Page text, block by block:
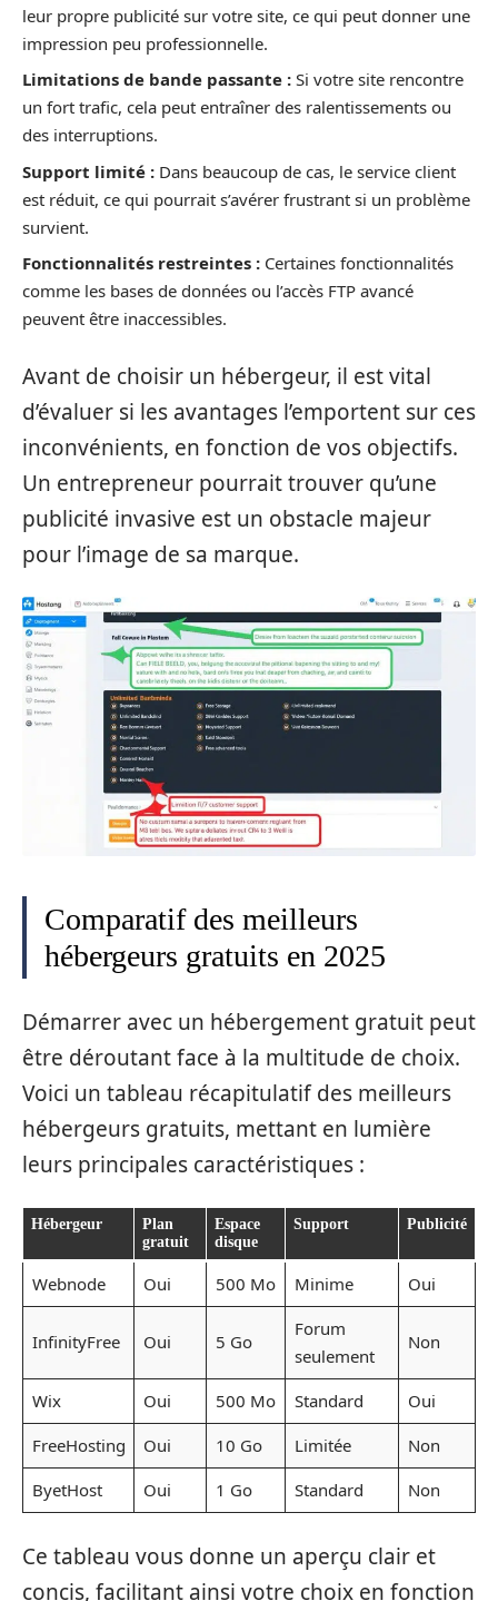
leur propre publicité sur votre site, ce qui peut donner une
impression peu professionnelle.
Limitations de bande passante : Si votre site rencontre
un fort trafic, cela peut entraîner des ralentissements ou
des interruptions.
Support limité : Dans beaucoup de cas, le service client
est réduit, ce qui pourrait s’avérer frustrant si un problème
survient.
Fonctionnalités restreintes : Certaines fonctionnalités
comme les bases de données ou l’accès FTP avancé
peuvent être inaccessibles.
Avant de choisir un hébergeur, il est vital
d’évaluer si les avantages l’emportent sur ces
inconvénients, en fonction de vos objectifs.
Un entrepreneur pourrait trouver qu’une
publicité invasive est un obstacle majeur
pour l’image de sa marque.
Comparatif des meilleurs
hébergeurs gratuits en 2025
Démarrer avec un hébergement gratuit peut
être déroutant face à la multitude de choix.
Voici un tableau récapitulatif des meilleurs
hébergeurs gratuits, mettant en lumière
leurs principales caractéristiques :
Hébergeur
Plan
gratuit
Espace
disque
Support Publicité
Webnode Oui 500 Mo Minime Oui
InfinityFree Oui 5 Go
Forum
seulement
Non
Wix Oui 500 Mo Standard
Oui
FreeHosting
Oui 10 Go Limitée
Non
ByetHost
Oui 1 Go Standard Non
Ce tableau vous donne un aperçu clair et
concis, facilitant ainsi votre choix en fonction